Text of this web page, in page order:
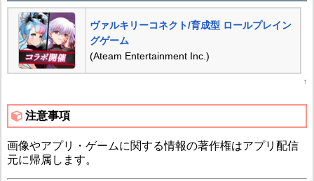
ヴァルキリーコネクト/育成型 ロールプレイン
グゲーム
(Ateam Entertainment Inc.)
↑
注意事項
画像やアプリ・ゲームに関する情報の著作権はアプリ配信
元に帰属します。